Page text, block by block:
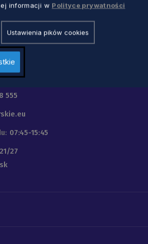
555
07:45-15:45
27
informacji w Polityce prywatności
Ustawienia pików cookies